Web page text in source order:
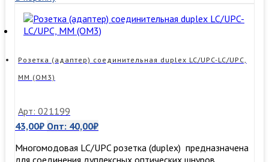
Розетка (адаптер) соединительная duplex LC/UPC-LC/UPC,
MM (ОМ3)
Арт: 021199
43,00₽ Опт: 40,00₽
Многомодовая LC/UPC розетка (duplex) предназначена
для соединения дуплексных оптических шнуров.